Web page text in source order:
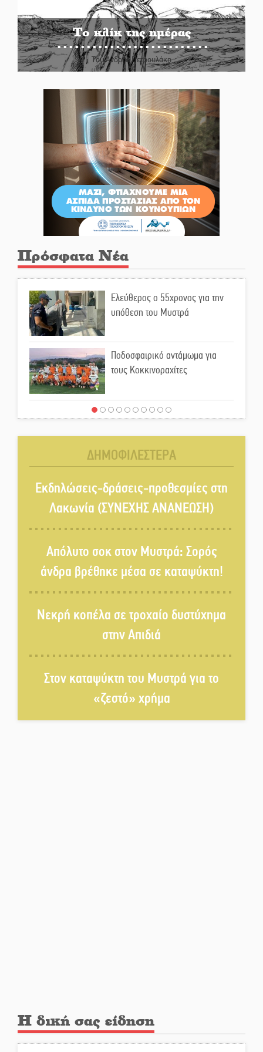
Το κλίκ της ημέρας
Του Ανδρέα Πετρουλάκη
Πρόσφατα Νέα
Ελεύθερος ο 55χρονος για την
υπόθεση του Μυστρά
Ποδοσφαιρικό αντάμωμα για
τους Κοκκινοραχίτες
Μάχης συνέχεια των 310 για τη
Στον τελικό του Πρωταθλήματος
Ελλάδας Beach Soccer ο Π.
Μαρτσούκος
Η Έρη Ρίτσου σχολιάζει τα…
τραγελαφικά των «κληρονόμων»
φως άγνωστες «δίνες» στην
επιφάνειά του
4,2 εκατ. ευρώ σε κτηνοτρόφους
για ζώα που θανατώθηκαν λόγω
επιζωοτιών
Παλαιοπαναγιά ξεσκέπασε η
Αστυνομία
ΔΗΜΟΦΙΛΕΣΤΕΡΑ
Εκδηλώσεις-δράσεις-προθεσμίες στη
Λακωνία (ΣΥΝΕΧΗΣ ΑΝΑΝΕΩΣΗ)
Απόλυτο σοκ στον Μυστρά: Σορός
άνδρα βρέθηκε μέσα σε καταψύκτη!
Νεκρή κοπέλα σε τροχαίο δυστύχημα
στην Απιδιά
Στον καταψύκτη του Μυστρά για το
«ζεστό» χρήμα
Η δική σας είδηση